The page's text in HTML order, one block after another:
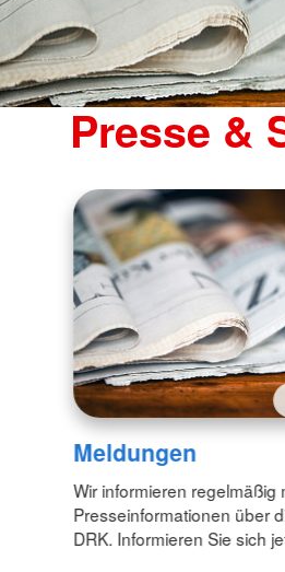
Presse &
Meldungen
Wir informieren regelmäßig
Presseinformationen über
DRK. Informieren Sie sich